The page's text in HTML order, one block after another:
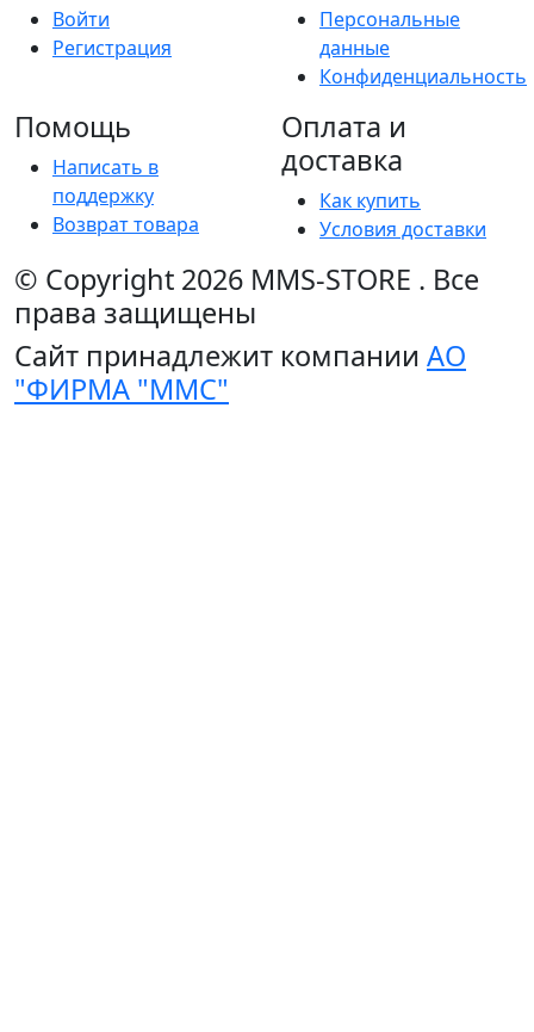
Войти
Регистрация
Персональные
данные
Конфиденциальность
Помощь
Написать в
поддержку
Возврат товара
Оплата и
доставка
Как купить
Условия доставки
© Copyright 2026 MMS-STORE . Все
права защищены
Сайт принадлежит компании АО
"ФИРМА "ММС"